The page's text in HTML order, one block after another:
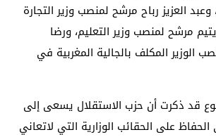
العزيز رباح مرشح لمنصب وزير التجارة
مرشح لمنصب وزير التعليم، ورضا
الوزير المكلف بالجالية المغربية في
قد ذكرت أن حزب الاستقلال يسعى إلى
الحفاظ على الحقائب الوزارية التي لاتعاني